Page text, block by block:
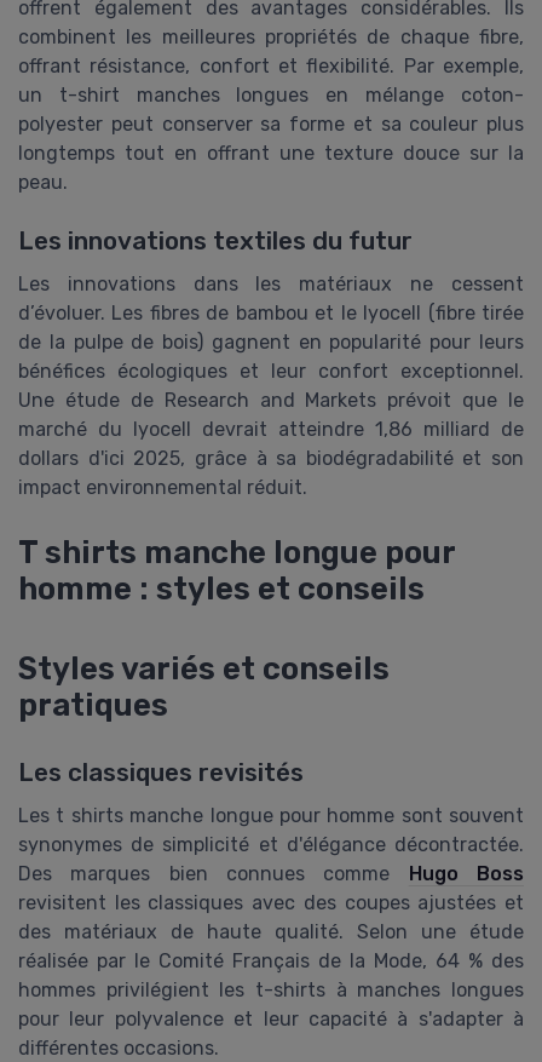
offrent également des avantages considérables. Ils
combinent les meilleures propriétés de chaque fibre,
offrant résistance, confort et flexibilité. Par exemple,
un t-shirt manches longues en mélange coton-
polyester peut conserver sa forme et sa couleur plus
longtemps tout en offrant une texture douce sur la
peau.
Les innovations textiles du futur
Les innovations dans les matériaux ne cessent
d’évoluer. Les fibres de bambou et le lyocell (fibre tirée
de la pulpe de bois) gagnent en popularité pour leurs
bénéfices écologiques et leur confort exceptionnel.
Une étude de Research and Markets prévoit que le
marché du lyocell devrait atteindre 1,86 milliard de
dollars d'ici 2025, grâce à sa biodégradabilité et son
impact environnemental réduit.
T shirts manche longue pour
homme : styles et conseils
Styles variés et conseils
pratiques
Les classiques revisités
Les t shirts manche longue pour homme sont souvent
synonymes de simplicité et d'élégance décontractée.
Des marques bien connues comme
Hugo Boss
revisitent les classiques avec des coupes ajustées et
des matériaux de haute qualité. Selon une étude
réalisée par le Comité Français de la Mode, 64 % des
hommes privilégient les t-shirts à manches longues
pour leur polyvalence et leur capacité à s'adapter à
différentes occasions.